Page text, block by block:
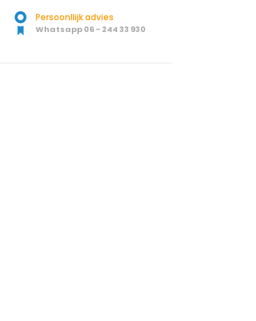
Persoonllijk advies
Whatsapp 06 - 244 33 930